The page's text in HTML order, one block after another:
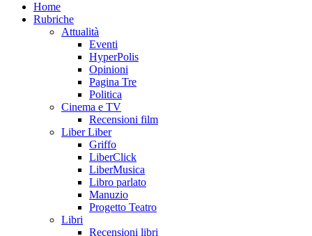
Home
Rubriche
Attualità
Eventi
HyperPolis
Opinioni
Pagina Tre
Politica
Cinema e TV
Recensioni film
Liber Liber
Griffo
LiberClick
LiberMusica
Libro parlato
Manuzio
Progetto Teatro
Libri
Recensioni libri